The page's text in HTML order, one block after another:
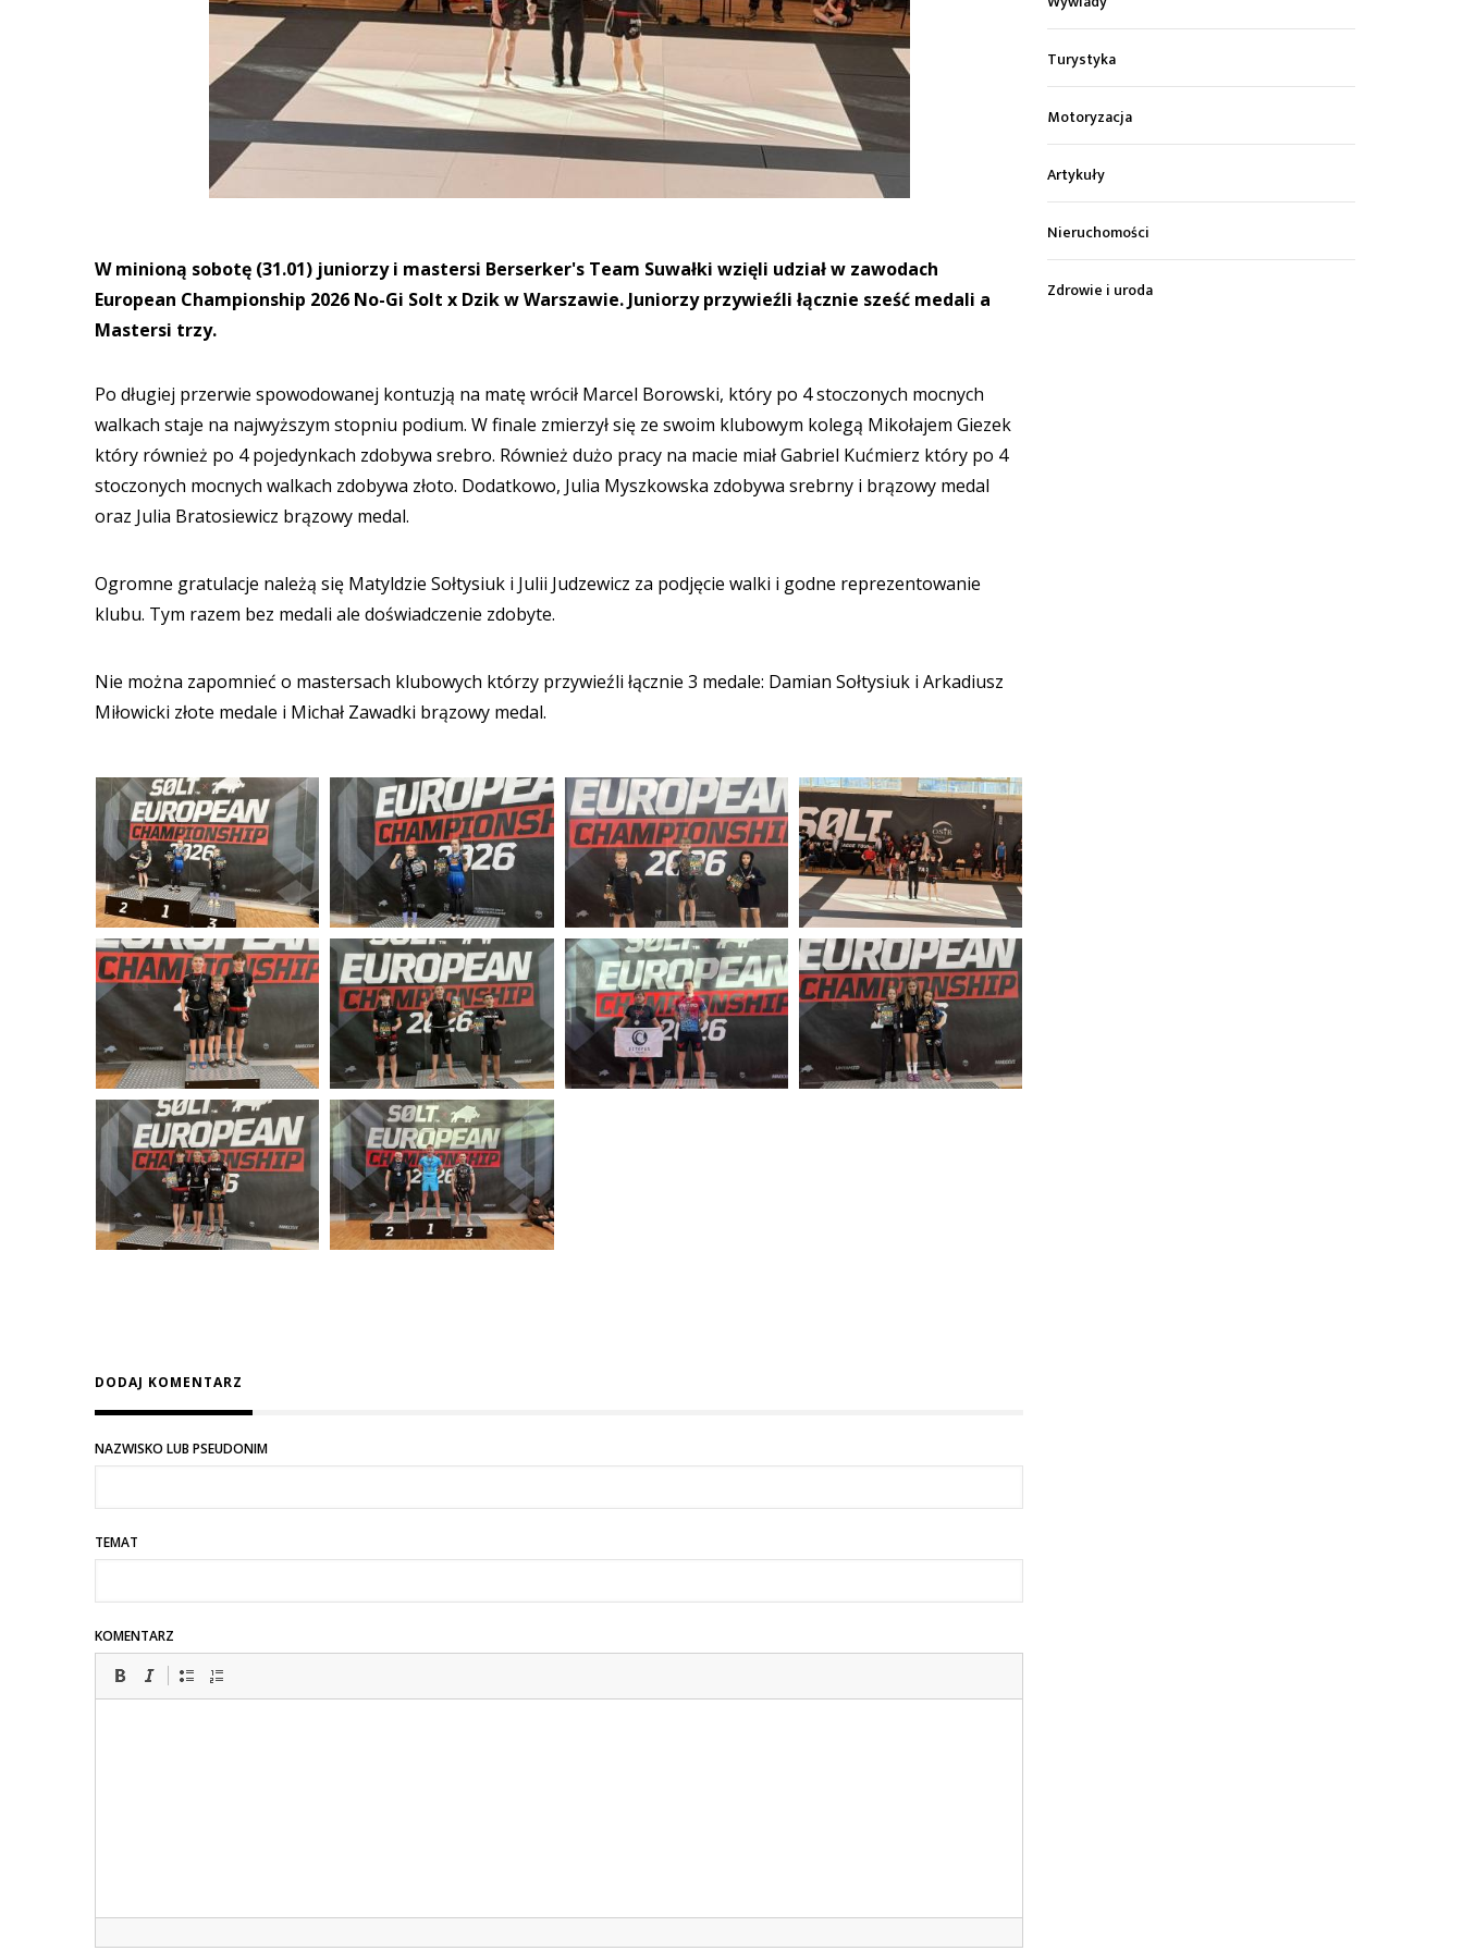
W minioną sobotę (31.01) juniorzy i mastersi Berserker's Team Suwałki wzięli udział w zawodach
European Championship 2026 No-Gi Solt x Dzik w Warszawie. Juniorzy przywieźli łącznie sześć medali a
Mastersi trzy.
Po długiej przerwie spowodowanej kontuzją na matę wrócił Marcel Borowski, który po 4 stoczonych mocnych
walkach staje na najwyższym stopniu podium. W finale zmierzył się ze swoim klubowym kolegą Mikołajem Giezek
który również po 4 pojedynkach zdobywa srebro. Również dużo pracy na macie miał Gabriel Kućmierz który po 4
stoczonych mocnych walkach zdobywa złoto. Dodatkowo, Julia Myszkowska zdobywa srebrny i brązowy medal
oraz Julia Bratosiewicz brązowy medal.
Ogromne gratulacje należą się Matyldzie Sołtysiuk i Julii Judzewicz za podjęcie walki i godne reprezentowanie
klubu. Tym razem bez medali ale doświadczenie zdobyte.
Nie można zapomnieć o mastersach klubowych którzy przywieźli łącznie 3 medale: Damian Sołtysiuk i Arkadiusz
Miłowicki złote medale i Michał Zawadki brązowy medal.
DODAJ KOMENTARZ
NAZWISKO LUB PSEUDONIM
TEMAT
KOMENTARZ
Turystyka
Motoryzacja
Artykuły
Nieruchomości
Zdrowie i uroda